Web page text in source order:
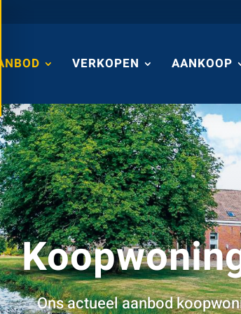
VERKOPEN AANKOOP
Ons actueel aanbod